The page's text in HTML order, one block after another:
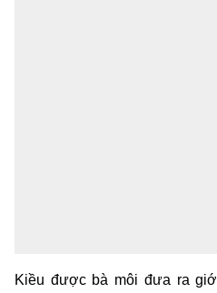
Kiều được bà môi đưa ra